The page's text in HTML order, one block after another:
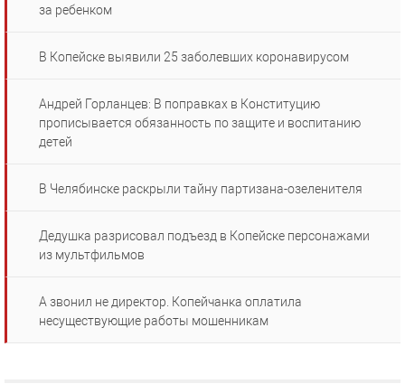
за ребенком
В Копейске выявили 25 заболевших коронавирусом
Андрей Горланцев: В поправках в Конституцию
прописывается обязанность по защите и воспитанию
детей
В Челябинске раскрыли тайну партизана-озеленителя
Дедушка разрисовал подъезд в Копейске персонажами
из мультфильмов
А звонил не директор. Копейчанка оплатила
несуществующие работы мошенникам